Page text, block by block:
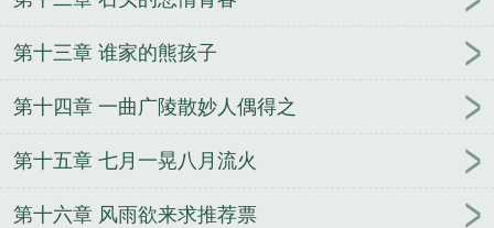
第十三章 谁家的熊孩子
第十四章 一曲广陵散妙人偶得之
第十五章 七月一晃八月流火
第十六章 风雨欲来求推荐票